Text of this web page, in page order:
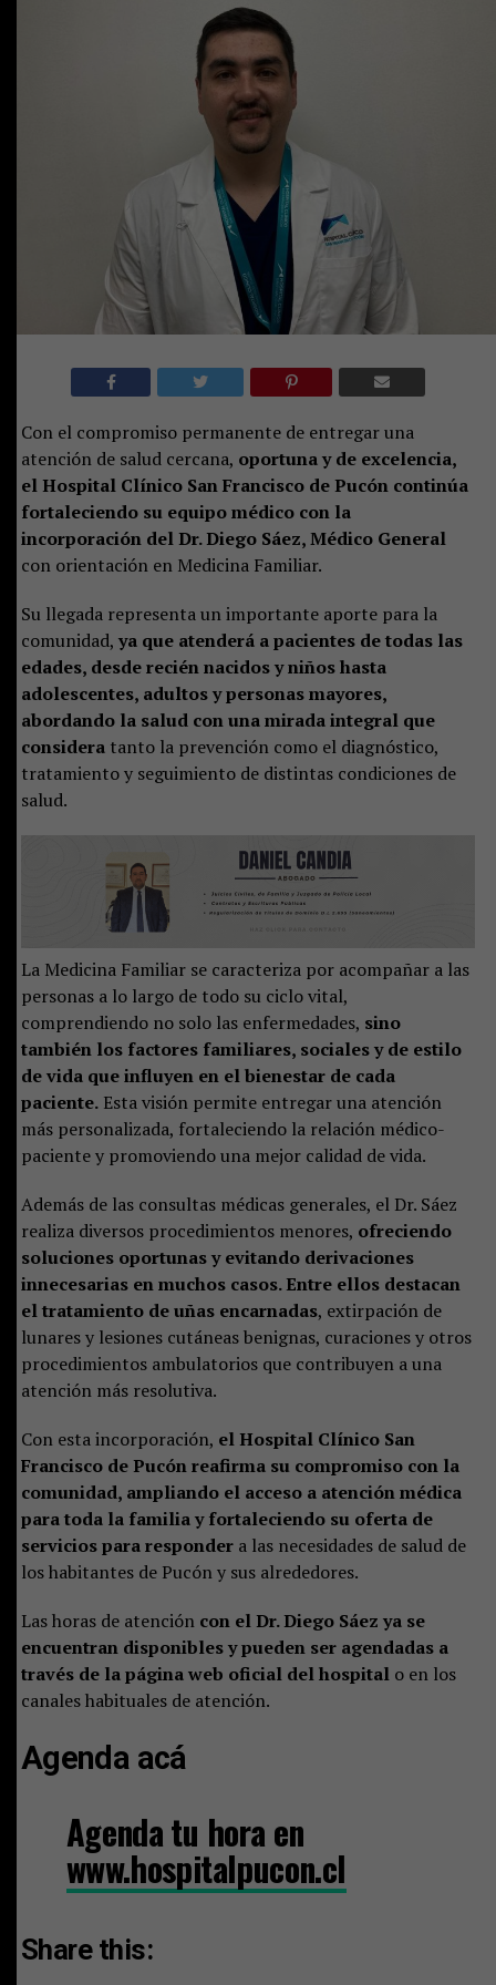
Con el compromiso permanente de entregar una
atención de salud cercana, oportuna y de excelencia,
el Hospital Clínico San Francisco de Pucón continúa
fortaleciendo su equipo médico con la
incorporación del Dr. Diego Sáez, Médico General
con orientación en Medicina Familiar.
Su llegada representa un importante aporte para la
comunidad, ya que atenderá a pacientes de todas las
edades, desde recién nacidos y niños hasta
adolescentes, adultos y personas mayores,
abordando la salud con una mirada integral que
considera tanto la prevención como el diagnóstico,
tratamiento y seguimiento de distintas condiciones de
salud.
La Medicina Familiar se caracteriza por acompañar a las
personas a lo largo de todo su ciclo vital,
comprendiendo no solo las enfermedades, sino
también los factores familiares, sociales y de estilo
de vida que influyen en el bienestar de cada
paciente.Esta visión permite entregar una atención
más personalizada, fortaleciendo la relación médico-
paciente y promoviendo una mejor calidad de vida.
Además de las consultas médicas generales, el Dr. Sáez
realiza diversos procedimientos menores, ofreciendo
soluciones oportunas y evitando derivaciones
innecesarias en muchos casos. Entre ellos destacan
el tratamiento de uñas encarnadas, extirpación de
lunares y lesiones cutáneas benignas, curaciones y otros
procedimientos ambulatorios que contribuyen a una
atención más resolutiva.
Con esta incorporación, el Hospital Clínico San
Francisco de Pucón reafirma su compromiso con la
comunidad, ampliando el acceso a atención médica
para toda la familia y fortaleciendo su oferta de
servicios para respondera las necesidades de salud de
los habitantes de Pucón y sus alrededores.
Las horas de atención con el Dr. Diego Sáez ya se
encuentran disponibles y pueden ser agendadas a
través de la página web oficial del hospitalo en los
canales habituales de atención.
Agenda acá
Agenda tu hora en
www.hospitalpucon.cl
Share this: